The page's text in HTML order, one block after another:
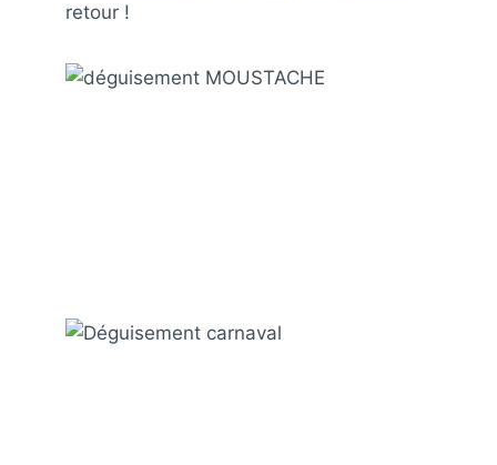
retour !